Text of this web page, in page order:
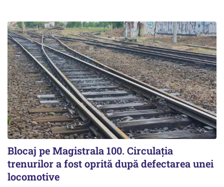
Blocaj pe Magistrala 100. Circulația
trenurilor a fost oprită după defectarea unei
locomotive